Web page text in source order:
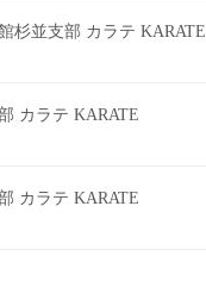
杉並支部 カラテ KARATE
カラテ KARATE
カラテ KARATE